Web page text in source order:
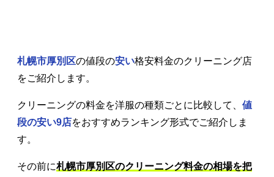
札幌市厚別区の値段の安い格安料金のクリーニング店
をご紹介します。
クリーニングの料金を洋服の種類ごとに比較して、 値
段の安い9店をおすすめランキング形式でご紹介しま
す。
その前に札幌市厚別区のクリーニング料金の相場を把